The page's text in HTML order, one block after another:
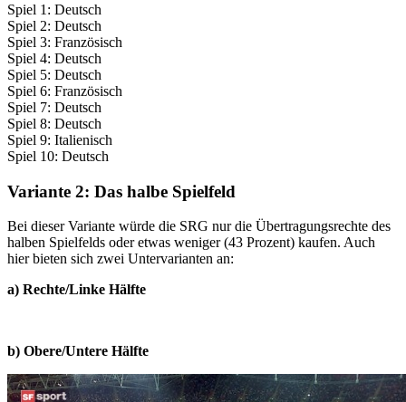
Spiel 1: Deutsch
Spiel 2: Deutsch
Spiel 3: Französisch
Spiel 4: Deutsch
Spiel 5: Deutsch
Spiel 6: Französisch
Spiel 7: Deutsch
Spiel 8: Deutsch
Spiel 9: Italienisch
Spiel 10: Deutsch
Variante 2: Das halbe Spielfeld
Bei dieser Variante würde die SRG nur die Übertragungsrechte des
halben Spielfelds oder etwas weniger (43 Prozent) kaufen. Auch
hier bieten sich zwei Untervarianten an:
a) Rechte/Linke Hälfte
b) Obere/Untere Hälfte